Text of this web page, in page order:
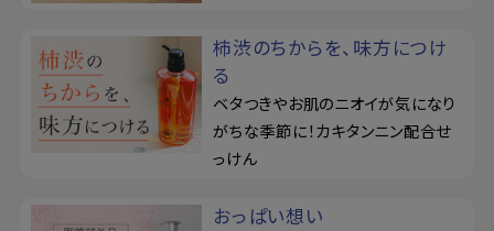
柿渋のちからを、味方につけ
る
ベタつきやお肌のニオイが気になり
がちな季節に！カキタンニン配合せ
っけん
おっぱい想い